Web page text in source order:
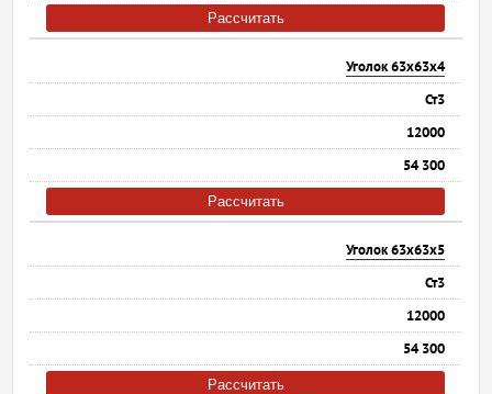
Рассчитать
Уголок 63х63х4
Ст3
12000
54 300
Рассчитать
Уголок 63х63х5
Ст3
12000
54 300
Рассчитать